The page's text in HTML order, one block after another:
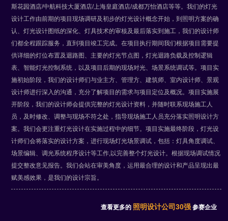
斯花园酒店/中航科技大厦酒店/上海皇庭酒店/成都万怡酒店等等。我们的灯光
设计工作由前期的项目现场调研及初步的灯光设计概念开始，到照明方案的确
认、灯光设计图纸的深化、灯具技术的审核及最后落实到施工，我们的设计师
们都全程跟踪服务，直到项目竣工完成。在项目执行期间我们根据项目需要提
供详细的灯位布置及迴路图、主要的灯光节点图，灯光迴路负载及控制逻辑
表、智能灯光控制系统，以及项目后期的现场对光、场景系统调试等。项目实
施初始阶段，我们的设计师们与业主方、管理方、建筑师、室内设计师、景观
设计师进行深入的沟通，充分了解项目的需求与项目定位及概况。项目实施展
开阶段，我们的设计师会提供完整的灯光设计资料，并随时联系现场施工人
员，及时修改、调整与现场不符之处，指导现场施工人员充分落实照明设计方
案。我们会更注重灯光设计在实施过程中的细节。项目实施最终阶段，灯光设
计师们会将落实的设计方案，进行现场灯光场景调试，包括：灯具角度调试、
场景编辑、调光系统程序设计等工作,以完善整个灯光设计。根据现场调试情况
提交整改意见报告。我们会站在审美角度，运用最合理的设计和产品呈现出最
赋美感效果，是我们的设计宗旨。
查看更多的 照明设计公司30强参赛企业